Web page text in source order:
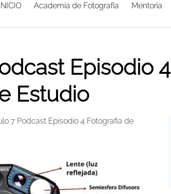
Academia de Fotografía Mentoria
Episodio 4
Estudio
7 Podcast Episodio 4 Fotografia de